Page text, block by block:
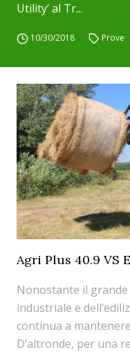
Utility’ al Tr...
10/30/2018 Prove
Agri Plus 40.9 VS
Nonostante il
industriale e
continua a
D’altronde, per una